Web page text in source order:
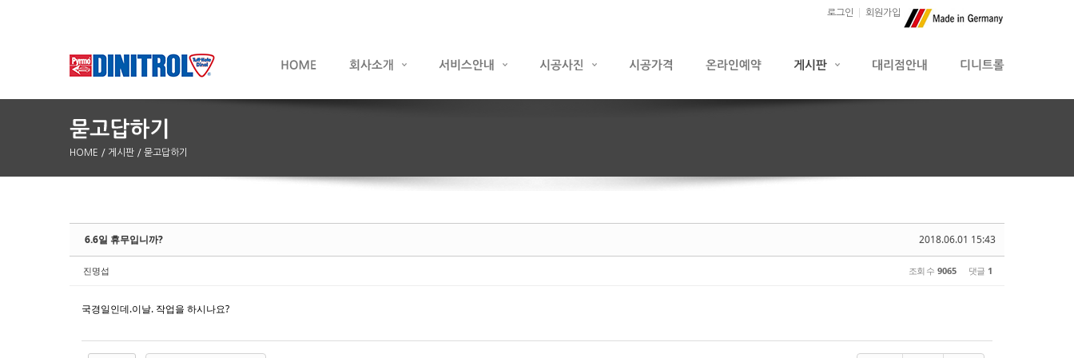
로그인 회원가입
HOME / 게시판 / 묻고답하기
2018.06.01 15:43
6.6일 휴무입니까?
진명섭 조회 수 9065 댓글 1
국경일인데.이날. 작업을 하시나요?
Sketchbook5, 스케치북5
Sketchbook5, 스케치북5